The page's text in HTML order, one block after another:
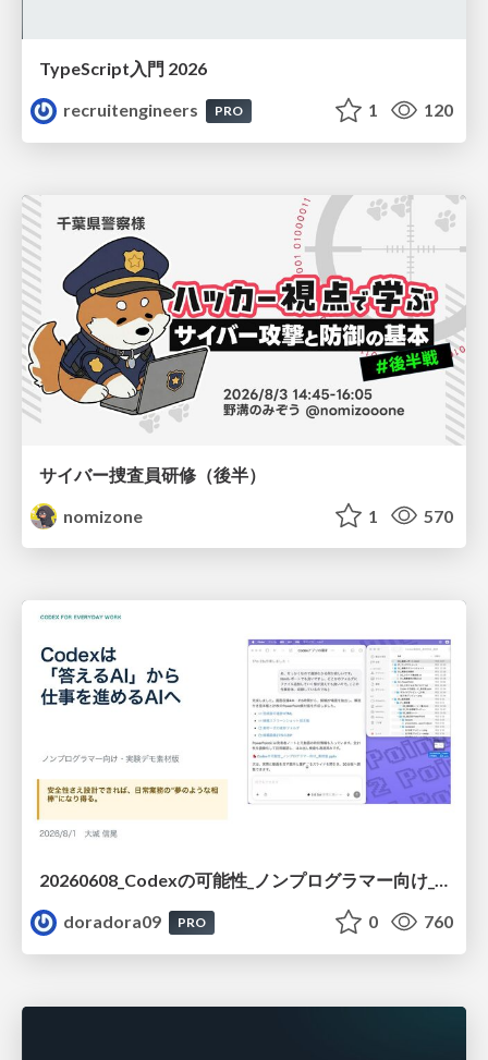
TypeScript入門 2026
recruitengineers
PRO 1 120
サイバー捜査員研修（後半）
nomizone
1 570
20260608_Codexの可能性_ノンプログラマー向け_大城追記
doradora09
PRO 0 760